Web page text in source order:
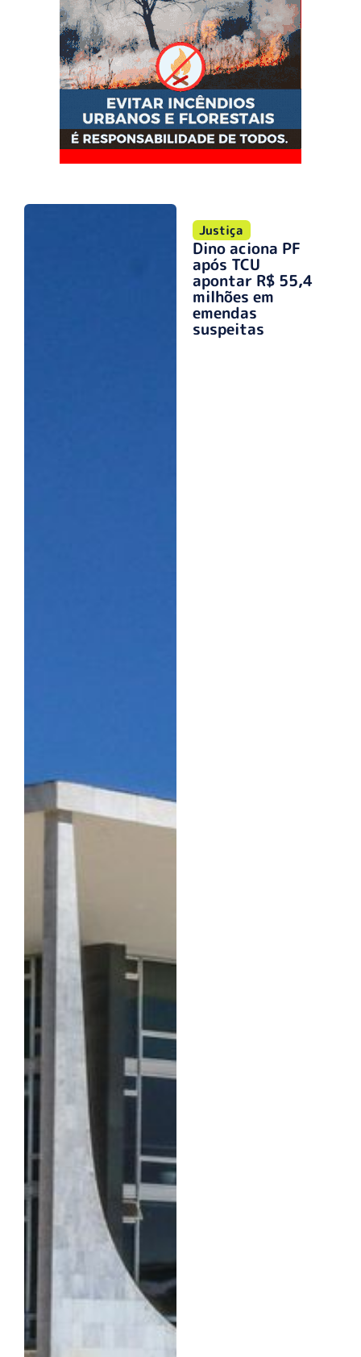
Justiça
Dino aciona PF
após TCU
apontar R$ 55,4
milhões em
emendas
suspeitas